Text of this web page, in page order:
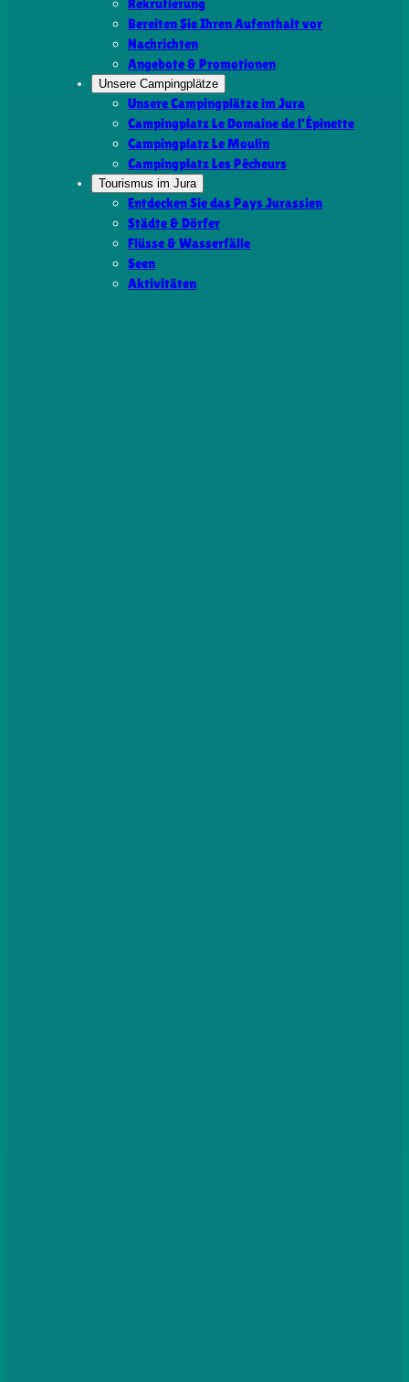
Rekrutierung
Bereiten Sie Ihren Aufenthalt vor
Nachrichten
Angebote & Promotionen
Unsere Campingplätze
Unsere Campingplätze im Jura
Campingplatz Le Domaine de l’Épinette
Campingplatz Le Moulin
Campingplatz Les Pêcheurs
Tourismus im Jura
Entdecken Sie das Pays Jurassien
Städte & Dörfer
Flüsse & Wasserfälle
Seen
Aktivitäten